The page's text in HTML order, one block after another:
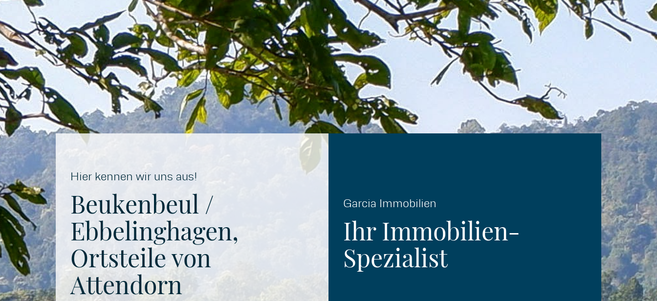
Hier kennen wir uns aus!
Beukenbeul /
Ebbelinghagen,
Ortsteile von
Attendorn
Garcia Immobilien
Ihr Immobilien-
Spezialist